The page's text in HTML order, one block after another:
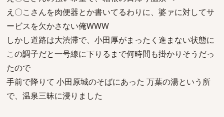
え〇こさんを肉便器とか書いてるわりに、婆ァに対してサ
ービスを欠かさない俺WWW
しかし道路は大渋滞で、小田厚がまったく進まない状態に
この調子だと一号線に下りるまで何時間も掛かりそうだっ
たので
手前で降りて 小田原城のそばにあった 万葉の湯という所
で、温泉三昧に浸りました